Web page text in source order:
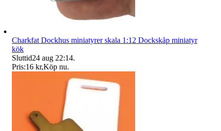
Charkfat Dockhus miniatyrer skala 1:12 Dockskåp miniatyr
kök
Sluttid24 aug 22:14.
Pris:16 kr,Köp nu.